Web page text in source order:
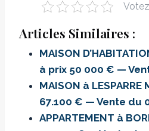
Articles Similaires :
MAISON
à prix 50 000 € —
MAISON à
67.100 € — Vente du
APPARTEMENT à